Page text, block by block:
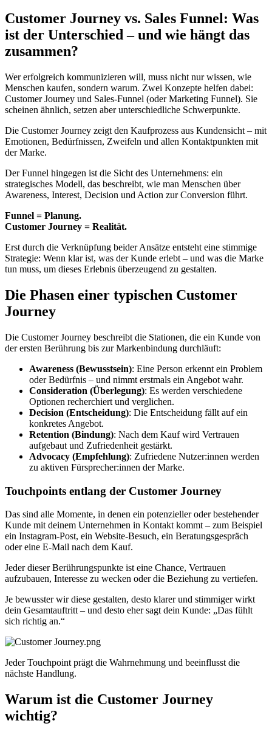
Customer Journey vs. Sales Funnel: Was
ist der Unterschied – und wie hängt das
zusammen?
Wer erfolgreich kommunizieren will, muss nicht nur wissen, wie
Menschen kaufen, sondern warum. Zwei Konzepte helfen dabei:
Customer Journey und Sales-Funnel (oder Marketing Funnel). Sie
scheinen ähnlich, setzen aber unterschiedliche Schwerpunkte.
Die Customer Journey zeigt den Kaufprozess aus Kundensicht – mit
Emotionen, Bedürfnissen, Zweifeln und allen Kontaktpunkten mit
der Marke.
Der Funnel hingegen ist die Sicht des Unternehmens: ein
strategisches Modell, das beschreibt, wie man Menschen über
Awareness, Interest, Decision und Action zur Conversion führt.
Funnel = Planung.
Customer Journey = Realität.
Erst durch die Verknüpfung beider Ansätze entsteht eine stimmige
Strategie: Wenn klar ist, was der Kunde erlebt – und was die Marke
tun muss, um dieses Erlebnis überzeugend zu gestalten.
Die Phasen einer typischen Customer
Journey
Die Customer Journey beschreibt die Stationen, die ein Kunde von
der ersten Berührung bis zur Markenbindung durchläuft:
Awareness (Bewusstsein): Eine Person erkennt ein Problem
oder Bedürfnis – und nimmt erstmals ein Angebot wahr.
Consideration (Überlegung): Es werden verschiedene
Optionen recherchiert und verglichen.
Decision (Entscheidung): Die Entscheidung fällt auf ein
konkretes Angebot.
Retention (Bindung): Nach dem Kauf wird Vertrauen
aufgebaut und Zufriedenheit gestärkt.
Advocacy (Empfehlung): Zufriedene Nutzer:innen werden
zu aktiven Fürsprecher:innen der Marke.
Touchpoints entlang der Customer Journey
Das sind alle Momente, in denen ein potenzieller oder bestehender
Kunde mit deinem Unternehmen in Kontakt kommt – zum Beispiel
ein Instagram-Post, ein Website-Besuch, ein Beratungsgespräch
oder eine E-Mail nach dem Kauf.
Jeder dieser Berührungspunkte ist eine Chance, Vertrauen
aufzubauen, Interesse zu wecken oder die Beziehung zu vertiefen.
Je bewusster wir diese gestalten, desto klarer und stimmiger wirkt
dein Gesamtauftritt – und desto eher sagt dein Kunde: „Das fühlt
sich richtig an.“
Jeder Touchpoint prägt die Wahrnehmung und beeinflusst die
nächste Handlung.
Warum ist die Customer Journey
wichtig?